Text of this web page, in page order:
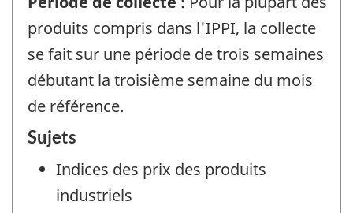
produits compris dans l'IPPI, la collecte
se fait sur une période de trois semaines
débutant la troisième semaine du mois
de référence.
Sujets
Indices des prix des produits
industriels